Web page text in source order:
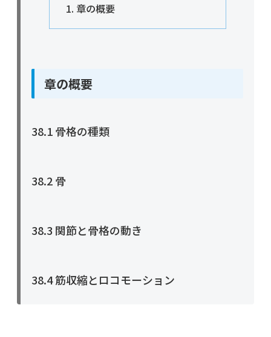
章の概要
章の概要
38.1 骨格の種類
38.2 骨
38.3 関節と骨格の動き
38.4 筋収縮とロコモーション